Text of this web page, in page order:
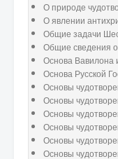
О природе
О явлении
Общие задачи
Общие сведения
Основа Вавилона
Основа Русской
Основы
Основы
Основы
Основы
Основы
Основы